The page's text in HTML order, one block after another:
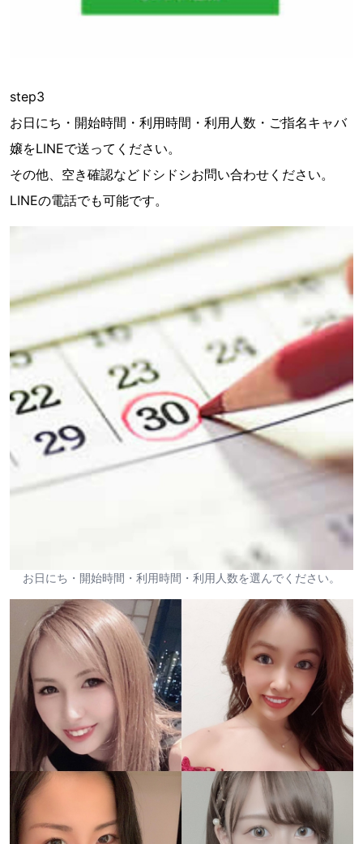
step3
お日にち・開始時間・利用時間・利用人数・ご指名キャバ
嬢をLINEで送ってください。
その他、空き確認などドシドシお問い合わせください。
LINEの電話でも可能です。
お日にち・開始時間・利用時間・利用人数を選んでください。